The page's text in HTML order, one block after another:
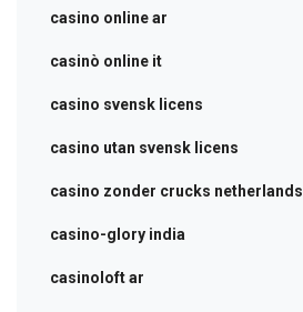
casino online ar
casinò online it
casino svensk licens
casino utan svensk licens
casino zonder crucks netherlands
casino-glory india
casinoloft ar